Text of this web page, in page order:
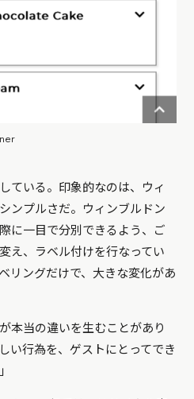
ている。印象的なのは、ウィ
ンプルさだ。ウィンブルドン
に一目で分別できるよう、ご
え、ラベル付けを行なってい
リングだけで、大きな変化があ
本当の違いを生むことがあり
い行為を、ゲストにとってでき